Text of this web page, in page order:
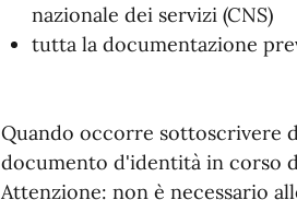
nazionale dei servizi (CNS)
tutta la documentazione
Quando occorre sottoscrivere
documento d'identità in corso
Attenzione: non è necessario